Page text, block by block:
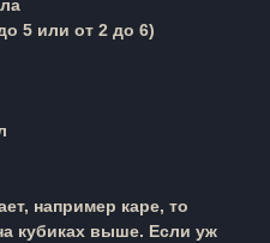
5 или от 2 до 6)
например каре, то
кубиках выше. Если уж